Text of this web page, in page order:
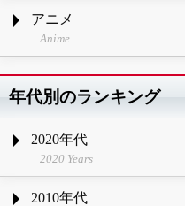
アニメ
Anime
年代別のランキング
2020年代
2020 Years
2010年代